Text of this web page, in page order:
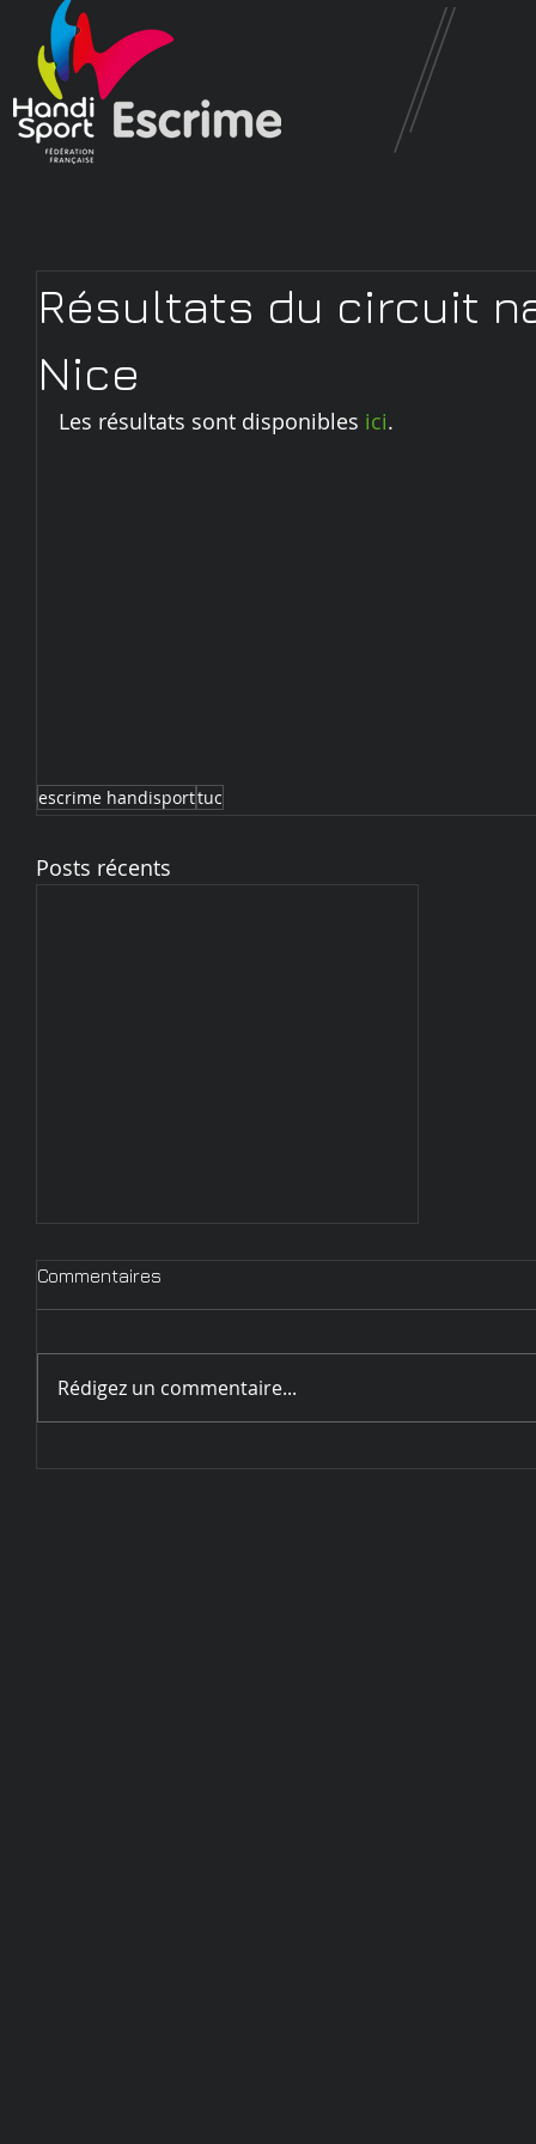
Résultats du circuit
Nice
Les résultats sont disponibles ici.
escrime handisporttuc
Posts récents
Circulaire d'inscription
Commentaires
Rédigez un commentaire...